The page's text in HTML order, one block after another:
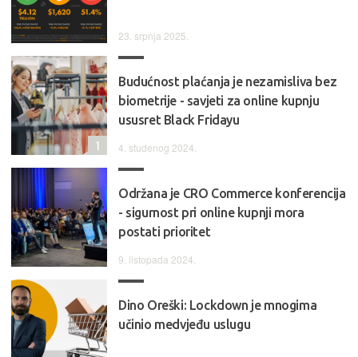
23. srpnja 2025.
Budućnost plaćanja je nezamisliva bez
biometrije - savjeti za online kupnju
ususret Black Fridayu
4. studenog 2024.
1
Održana je CRO Commerce konferencija
- sigurnost pri online kupnji mora
postati prioritet
9. listopada 2024.
Dino Oreški: Lockdown je mnogima
učinio medvjeđu uslugu